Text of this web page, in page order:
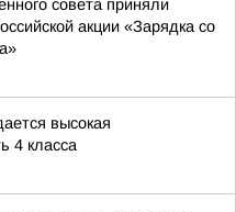
совета приняли
акции «Зарядка со
высокая
4 класса